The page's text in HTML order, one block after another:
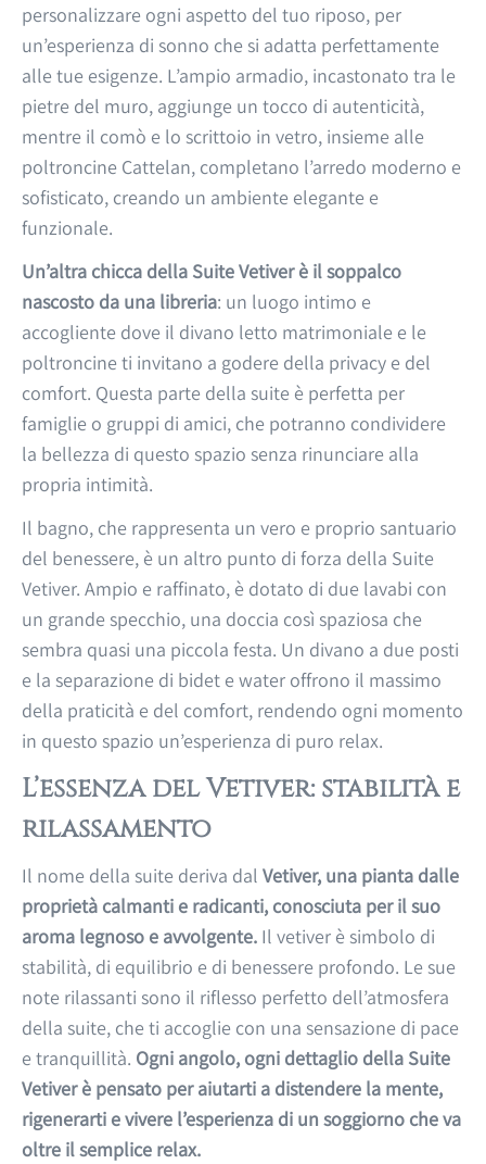
personalizzare ogni aspetto del tuo riposo, per
un’esperienza di sonno che si adatta perfettamente
alle tue esigenze. L’ampio armadio, incastonato tra le
pietre del muro, aggiunge un tocco di autenticità,
mentre il comò e lo scrittoio in vetro, insieme alle
poltroncine Cattelan, completano l’arredo moderno e
sofisticato, creando un ambiente elegante e
funzionale.
Un’altra chicca della Suite Vetiver è il soppalco
nascosto da una libreria: un luogo intimo e
accogliente dove il divano letto matrimoniale e le
poltroncine ti invitano a godere della privacy e del
comfort. Questa parte della suite è perfetta per
famiglie o gruppi di amici, che potranno condividere
la bellezza di questo spazio senza rinunciare alla
propria intimità.
Il bagno, che rappresenta un vero e proprio santuario
del benessere, è un altro punto di forza della Suite
Vetiver. Ampio e raffinato, è dotato di due lavabi con
un grande specchio, una doccia così spaziosa che
sembra quasi una piccola festa. Un divano a due posti
e la separazione di bidet e water offrono il massimo
della praticità e del comfort, rendendo ogni momento
in questo spazio un’esperienza di puro relax.
L’essenza del Vetiver: stabilità e
rilassamento
Il nome della suite deriva dal Vetiver, una pianta dalle
proprietà calmanti e radicanti, conosciuta per il suo
aroma legnoso e avvolgente. Il vetiver è simbolo di
stabilità, di equilibrio e di benessere profondo. Le sue
note rilassanti sono il riflesso perfetto dell’atmosfera
della suite, che ti accoglie con una sensazione di pace
e tranquillità. Ogni angolo, ogni dettaglio della Suite
Vetiver è pensato per aiutarti a distendere la mente,
rigenerarti e vivere l’esperienza di un soggiorno che va
oltre il semplice relax.